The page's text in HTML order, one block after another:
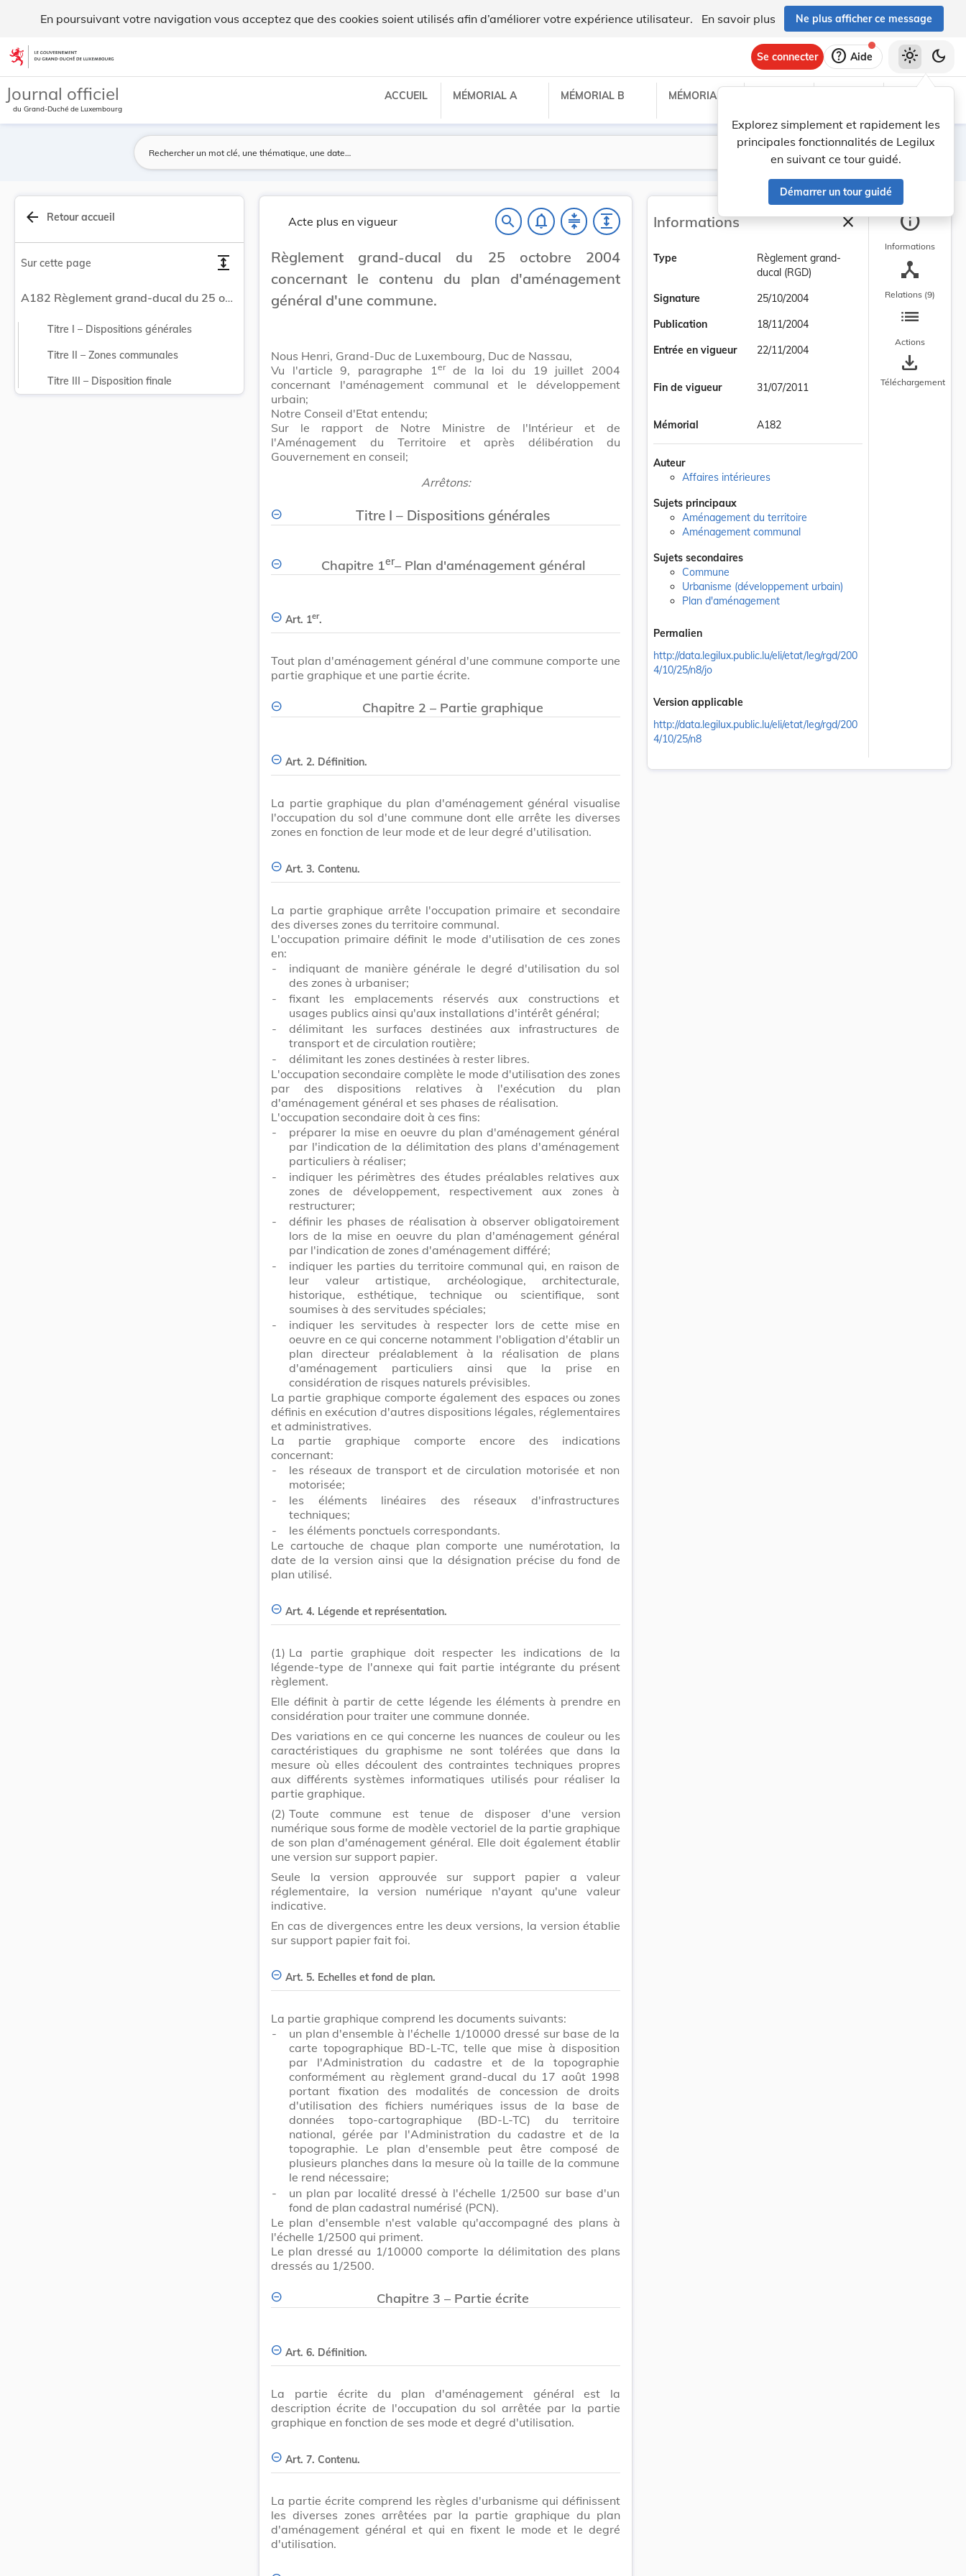
En poursuivant votre navigation vous acceptez que des cookies soient utilisés afin d’améliorer votre expérience utilisateur. En savoir plus Ne plus afficher ce message
Aller au contenu
Se connecter help Aide
Explorez simplement et rapidement les
principales fonctionnalités de Legilux
en suivant ce tour guidé.
Démarrer un tour guidé
light_mode dark_mode
Journal officiel
du Grand-Duché de Luxembourg
ACCUEIL MÉMORIAL A MÉMORIAL B MÉMORIAL C
Lancer la recherche
Filtres
arrow_back Retour accueil
Sur cette page expand
A182 Règlement grand-ducal du 25 octobre 2004 concernant le contenu du plan d'aménagement général d'une commune.
Titre I – Dispositions générales
Titre II – Zones communales
Titre III – Disposition finale
Acte plus en vigueur search notifications_none compress expand
Règlement grand-ducal du 25 octobre 2004
concernant le contenu du plan d'aménagement
général d'une commune.
Nous Henri, Grand-Duc de Luxembourg, Duc de Nassau,
Vu l'article 9, paragraphe 1 erde la loi du 19 juillet 2004
concernant l'aménagement communal et le développement
urbain;
Notre Conseil d'Etat entendu;
Sur le rapport de Notre Ministre de l'Intérieur et de
l'Aménagement du Territoire et après délibération du
Gouvernement en conseil;
Arrêtons:
Titre I – Dispositions générales
Chapitre 1er– Plan d'aménagement général
Art. 1er.
Tout plan d'aménagement général d'une commune comporte une
partie graphique et une partie écrite.
Chapitre 2 – Partie graphique
Art. 2. Définition.
La partie graphique du plan d'aménagement général visualise
l'occupation du sol d'une commune dont elle arrête les diverses
zones en fonction de leur mode et de leur degré d'utilisation.
Art. 3. Contenu.
La partie graphique arrête l'occupation primaire et secondaire
des diverses zones du territoire communal.
L'occupation primaire définit le mode d'utilisation de ces zones
en:
-
indiquant de manière générale le degré d'utilisation du sol
des zones à urbaniser;
-
fixant les emplacements réservés aux constructions et
usages publics ainsi qu'aux installations d'intérêt général;
-
délimitant les surfaces destinées aux infrastructures de
transport et de circulation routière;
-
délimitant les zones destinées à rester libres.
L'occupation secondaire complète le mode d'utilisation des zones
par des dispositions relatives à l'exécution du plan
d'aménagement général et ses phases de réalisation.
L'occupation secondaire doit à ces fins:
-
préparer la mise en oeuvre du plan d'aménagement général
par l'indication de la délimitation des plans d'aménagement
particuliers à réaliser;
-
indiquer les périmètres des études préalables relatives aux
zones de développement, respectivement aux zones à
restructurer;
-
définir les phases de réalisation à observer obligatoirement
lors de la mise en oeuvre du plan d'aménagement général
par l'indication de zones d'aménagement différé;
-
indiquer les parties du territoire communal qui, en raison de
leur valeur artistique, archéologique, architecturale,
historique, esthétique, technique ou scientifique, sont
soumises à des servitudes spéciales;
-
indiquer les servitudes à respecter lors de cette mise en
oeuvre en ce qui concerne notamment l'obligation d'établir un
plan directeur préalablement à la réalisation de plans
d'aménagement particuliers ainsi que la prise en
considération de risques naturels prévisibles.
La partie graphique comporte également des espaces ou zones
définis en exécution d'autres dispositions légales, réglementaires
et administratives.
La partie graphique comporte encore des indications
concernant:
-
les réseaux de transport et de circulation motorisée et non
motorisée;
-
les éléments linéaires des réseaux d'infrastructures
techniques;
-
les éléments ponctuels correspondants.
Le cartouche de chaque plan comporte une numérotation, la
date de la version ainsi que la désignation précise du fond de
plan utilisé.
Art. 4. Légende et représentation.
(1) La partie graphique doit respecter les indications de la
légende-type de l'annexe qui fait partie intégrante du présent
règlement.
Elle définit à partir de cette légende les éléments à prendre en
considération pour traiter une commune donnée.
Des variations en ce qui concerne les nuances de couleur ou les
caractéristiques du graphisme ne sont tolérées que dans la
mesure où elles découlent des contraintes techniques propres
aux différents systèmes informatiques utilisés pour réaliser la
partie graphique.
(2) Toute commune est tenue de disposer d'une version
numérique sous forme de modèle vectoriel de la partie graphique
de son plan d'aménagement général. Elle doit également établir
une version sur support papier.
Seule la version approuvée sur support papier a valeur
réglementaire, la version numérique n'ayant qu'une valeur
indicative.
En cas de divergences entre les deux versions, la version établie
sur support papier fait foi.
Art. 5. Echelles et fond de plan.
La partie graphique comprend les documents suivants:
-
un plan d'ensemble à l'échelle 1/10000 dressé sur base de la
carte topographique BD-L-TC, telle que mise à disposition
par l'Administration du cadastre et de la topographie
conformément au règlement grand-ducal du 17 août 1998
portant fixation des modalités de concession de droits
d'utilisation des fichiers numériques issus de la base de
données topo-cartographique (BD-L-TC) du territoire
national, gérée par l'Administration du cadastre et de la
topographie. Le plan d'ensemble peut être composé de
plusieurs planches dans la mesure où la taille de la commune
le rend nécessaire;
-
un plan par localité dressé à l'échelle 1/2500 sur base d'un
fond de plan cadastral numérisé (PCN).
Le plan d'ensemble n'est valable qu'accompagné des plans à
l'échelle 1/2500 qui priment.
Le plan dressé au 1/10000 comporte la délimitation des plans
dressés au 1/2500.
Chapitre 3 – Partie écrite
Art. 6. Définition.
La partie écrite du plan d'aménagement général est la
description écrite de l'occupation du sol arrêtée par la partie
graphique en fonction de ses mode et degré d'utilisation.
Art. 7. Contenu.
La partie écrite comprend les règles d'urbanisme qui définissent
les diverses zones arrêtées par la partie graphique du plan
d'aménagement général et qui en fixent le mode et le degré
d'utilisation.
Informations closeFermer la barre
Type
Règlement grand-
ducal (RGD)
Signature
25/10/2004
Publication
18/11/2004
Entrée en vigueur
22/11/2004
Fin de vigueur 31/07/2011
Mémorial A182
Auteur
Affaires intérieures
Sujets principaux
Aménagement du territoire
Aménagement communal
Sujets secondaires
Commune
Urbanisme (développement urbain)
Plan d'aménagement
Permalien
http://data.legilux.public.lu/eli/etat/leg/rgd/200
4/10/25/n8/jo
Version applicable
http://data.legilux.public.lu/eli/etat/leg/rgd/200
4/10/25/n8
info
Informations
device_hub
Relations (9)
list
Actions
save_alt
Téléchargement